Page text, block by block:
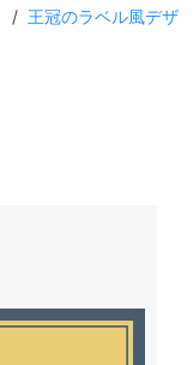
/ 王冠のラベル風デザ